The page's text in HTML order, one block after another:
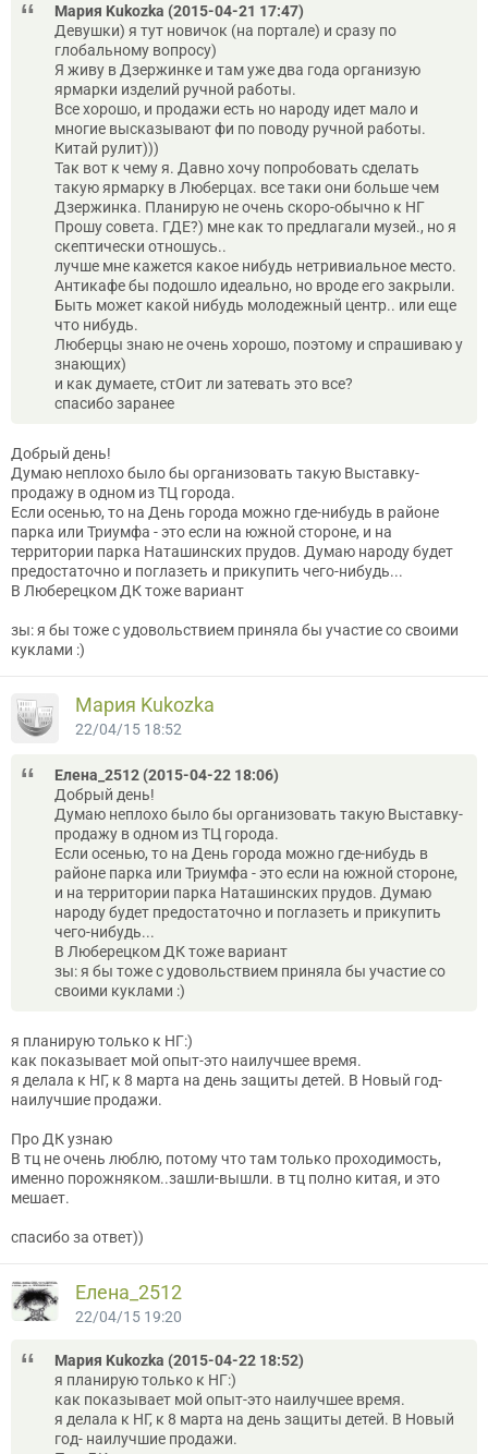
Мария Kukozka (2015-04-21 17:47)
Девушки) я тут новичок (на портале) и сразу по
глобальному вопросу)
Я живу в Дзержинке и там уже два года организую
ярмарки изделий ручной работы.
Все хорошо, и продажи есть но народу идет мало и
многие высказывают фи по поводу ручной работы.
Китай рулит)))
Так вот к чему я. Давно хочу попробовать сделать
такую ярмарку в Люберцах. все таки они больше чем
Дзержинка. Планирую не очень скоро-обычно к НГ
Прошу совета. ГДЕ?) мне как то предлагали музей., но я
скептически отношусь..
лучше мне кажется какое нибудь нетривиальное место.
Антикафе бы подошло идеально, но вроде его закрыли.
Быть может какой нибудь молодежный центр.. или еще
что нибудь.
Люберцы знаю не очень хорошо, поэтому и спрашиваю у
знающих)
и как думаете, стОит ли затевать это все?
спасибо заранее
Добрый день!
Думаю неплохо было бы организовать такую Выставку-
продажу в одном из ТЦ города.
Если осенью, то на День города можно где-нибудь в районе
парка или Триумфа - это если на южной стороне, и на
территории парка Наташинских прудов. Думаю народу будет
предостаточно и поглазеть и прикупить чего-нибудь...
В Люберецком ДК тоже вариант
зы: я бы тоже с удовольствием приняла бы участие со своими
куклами :)
Мария Kukozka
22/04/15 18:52
Елена_2512 (2015-04-22 18:06)
Добрый день!
Думаю неплохо было бы организовать такую Выставку-
продажу в одном из ТЦ города.
Если осенью, то на День города можно где-нибудь в
районе парка или Триумфа - это если на южной стороне,
и на территории парка Наташинских прудов. Думаю
народу будет предостаточно и поглазеть и прикупить
чего-нибудь...
В Люберецком ДК тоже вариант
зы: я бы тоже с удовольствием приняла бы участие со
своими куклами :)
я планирую только к НГ:)
как показывает мой опыт-это наилучшее время.
я делала к НГ, к 8 марта на день защиты детей. В Новый год-
наилучшие продажи.
Про ДК узнаю
В тц не очень люблю, потому что там только проходимость,
именно порожняком..зашли-вышли. в тц полно китая, и это
мешает.
спасибо за ответ))
Елена_2512
22/04/15 19:20
Мария Kukozka (2015-04-22 18:52)
я планирую только к НГ:)
как показывает мой опыт-это наилучшее время.
я делала к НГ, к 8 марта на день защиты детей. В Новый
год- наилучшие продажи.